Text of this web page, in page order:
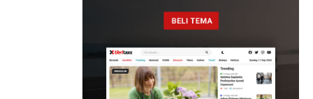
21 jam lalu
Pemilik
Royal
Phone